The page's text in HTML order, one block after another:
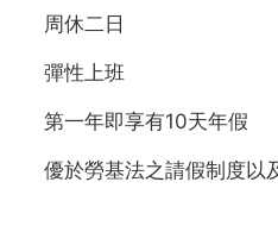
周休二日
彈性上班
第一年即享有10天年假
優於勞基法之請假制度以